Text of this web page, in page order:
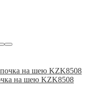
на шею KZK8508